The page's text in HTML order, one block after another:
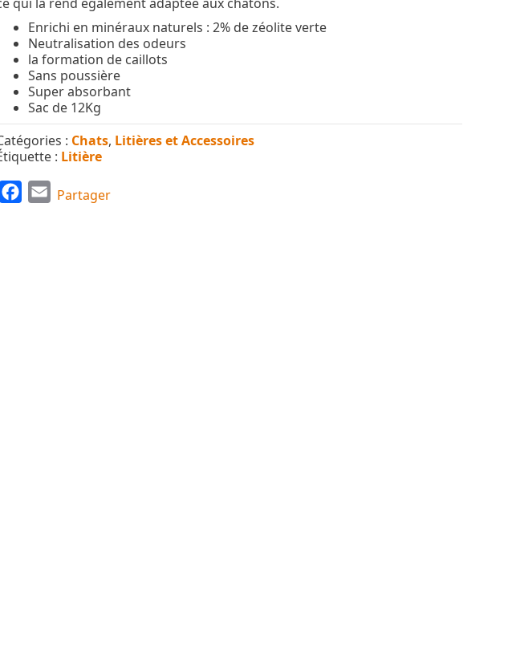
Enrichi en minéraux naturels : 2% de zéolite verte
Neutralisation des odeurs
la formation de caillots
Sans poussière
Super absorbant
Sac de 12Kg
: Chats, Litières et Accessoires
: Litière
EPartager